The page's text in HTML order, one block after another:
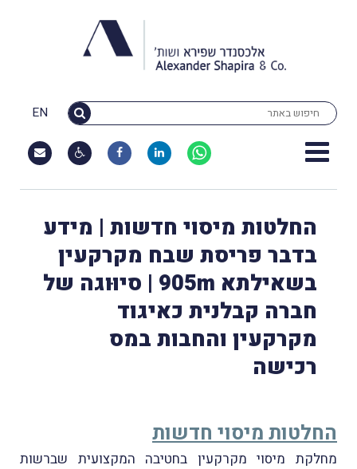
EN
החלטות מיסוי חדשות | מידע
בדבר פריסת שבח מקרקעין
בשאילתא 905m | סיוּוגה של
חברה קבלנית כאיגוד
מקרקעין והחבות במס
רכישה
החלטות מיסוי חדשות
מחלקת מיסוי מקרקעין בחטיבה המקצועית שברשות